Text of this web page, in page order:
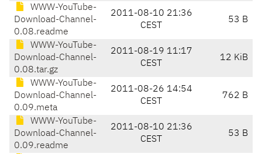
WWW-YouTube-
Download-Channel-
0.08.readme
2011-08-10 21:36
CEST
53 B
WWW-YouTube-
Download-Channel-
0.08.tar.gz
2011-08-19 11:17
CEST
12 KiB
WWW-YouTube-
Download-Channel-
0.09.meta
2011-08-26 14:54
CEST
762 B
WWW-YouTube-
Download-Channel-
0.09.readme
2011-08-10 21:36
CEST
53 B